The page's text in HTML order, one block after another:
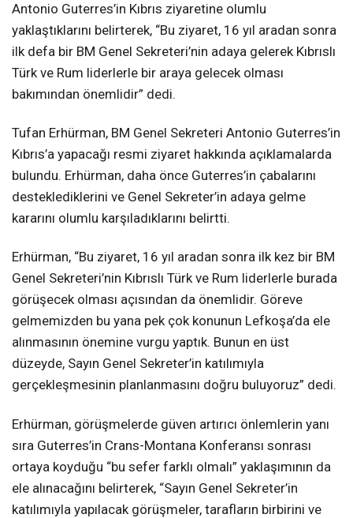
Antonio Guterres’in Kıbrıs ziyaretine olumlu
yaklaştıklarını belirterek, “Bu ziyaret, 16 yıl aradan sonra
ilk defa bir BM Genel Sekreteri’nin adaya gelerek Kıbrıslı
Türk ve Rum liderlerle bir araya gelecek olması
bakımından önemlidir” dedi.
Tufan Erhürman, BM Genel Sekreteri Antonio Guterres’in
Kıbrıs’a yapacağı resmi ziyaret hakkında açıklamalarda
bulundu. Erhürman, daha önce Guterres’in çabalarını
desteklediklerini ve Genel Sekreter’in adaya gelme
kararını olumlu karşıladıklarını belirtti.
Erhürman, “Bu ziyaret, 16 yıl aradan sonra ilk kez bir BM
Genel Sekreteri’nin Kıbrıslı Türk ve Rum liderlerle burada
görüşecek olması açısından da önemlidir. Göreve
gelmemizden bu yana pek çok konunun Lefkoşa’da ele
alınmasının önemine vurgu yaptık. Bunun en üst
düzeyde, Sayın Genel Sekreter’in katılımıyla
gerçekleşmesinin planlanmasını doğru buluyoruz” dedi.
Erhürman, görüşmelerde güven artırıcı önlemlerin yanı
sıra Guterres’in Crans-Montana Konferansı sonrası
ortaya koyduğu “bu sefer farklı olmalı” yaklaşımının da
ele alınacağını belirterek, “Sayın Genel Sekreter’in
katılımıyla yapılacak görüşmeler, tarafların birbirini ve